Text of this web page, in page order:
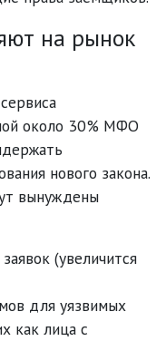
на рынок
около 30% МФО
нового закона.
вынуждены
(увеличится
для уязвимых
как лица с